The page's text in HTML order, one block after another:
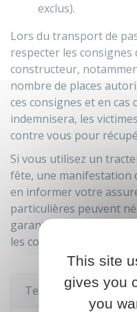
exclus).
Lors du transport de
respecter les
constructeur,
nombre de places
ces consignes et en
indemnisera, les
contre vous pour
Si vous utilisez un
fête, une manifestation
en informer votre
particulières peuvent
garantie, car elles ne
les contrats standard.
Textes de référence
This site
gives you
you